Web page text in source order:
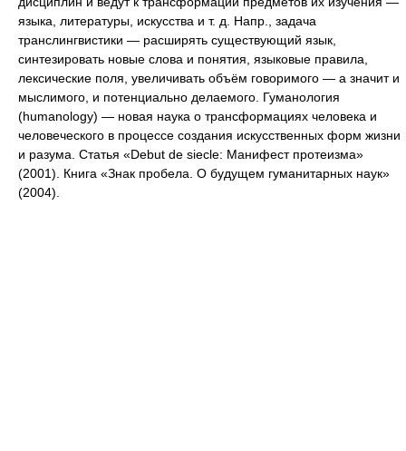
языка, литературы, искусства и т. д. Напр., задача
транслингвистики — расширять существующий язык,
синтезировать новые слова и понятия, языковые правила,
лексические поля, увеличивать объём говоримого — а значит и
мыслимого, и потенциально делаемого. Гуманология
(humanology) — новая наука о трансформациях человека и
человеческого в процессе создания искусственных форм жизни
и разума. Статья «Debut de siecle: Манифест протеизма»
(2001). Книга «Знак пробела. О будущем гуманитарных наук»
(2004).